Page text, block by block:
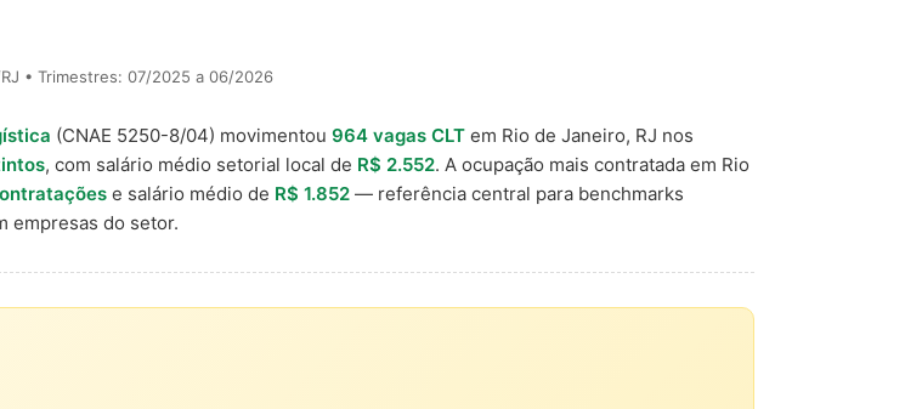
• Trimestres: 07/2025 a 06/2026
(CNAE 5250-8/04) movimentou 964 vagas CLT em Rio de Janeiro, RJ nos
, com salário médio setorial local de R$ 2.552. A ocupação mais contratada em Rio
e salário médio de R$ 1.852 — referência central para benchmarks
empresas do setor.